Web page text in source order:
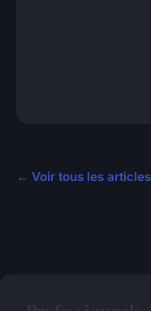
← Voir tous les